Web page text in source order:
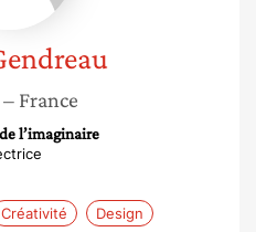
– France
l’imaginaire
Créativité Design